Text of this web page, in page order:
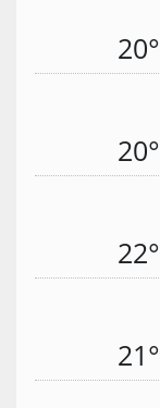
20°
20°
22°
21°